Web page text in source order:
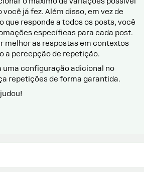
já fez. Além disso, em vez de
que responde a todos os posts, você
específicas para cada post.
melhor as respostas em contextos
a percepção de repetição.
uma configuração adicional no
repetições de forma garantida.